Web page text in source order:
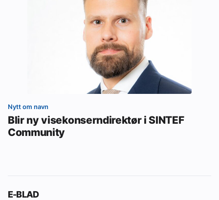
Nytt om navn
Blir ny visekonserndirektør i SINTEF
Community
E-BLAD